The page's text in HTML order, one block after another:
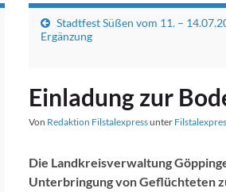
Stadtfest Süßen vom 11. –
Ergänzung
Einladung zur
Von Redaktion Filstalexpressunter
Die Landkreisverwaltung
Unterbringung von Geflüchteten